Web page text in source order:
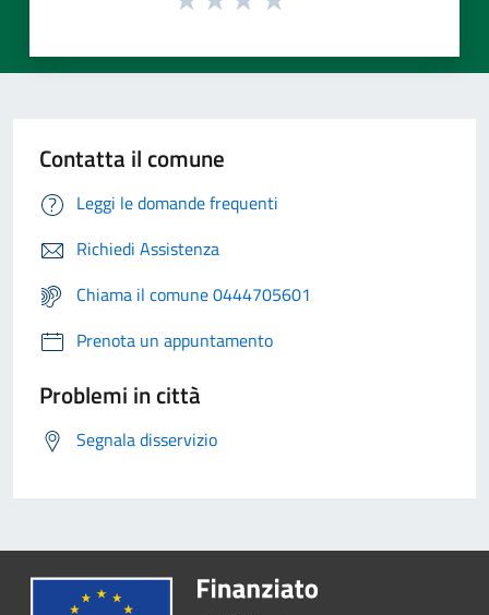
Contatta il comune
Leggi le domande frequenti
Richiedi Assistenza
Chiama il comune 0444705601
Prenota un appuntamento
Problemi in città
Segnala disservizio